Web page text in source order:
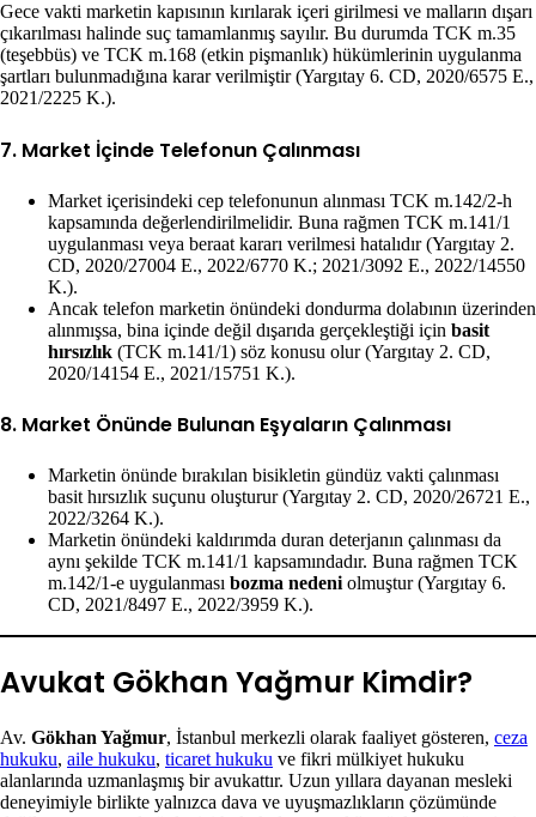
Gece vakti marketin kapısının kırılarak içeri girilmesi ve malların dışarı
çıkarılması halinde suç tamamlanmış sayılır. Bu durumda TCK m.35
(teşebbüs) ve TCK m.168 (etkin pişmanlık) hükümlerinin uygulanma
şartları bulunmadığına karar verilmiştir (Yargıtay 6. CD, 2020/6575 E.,
2021/2225 K.).
7. Market İçinde Telefonun Çalınması
Market içerisindeki cep telefonunun alınması TCK m.142/2-h
kapsamında değerlendirilmelidir. Buna rağmen TCK m.141/1
uygulanması veya beraat kararı verilmesi hatalıdır (Yargıtay 2.
CD, 2020/27004 E., 2022/6770 K.; 2021/3092 E., 2022/14550
K.).
Ancak telefon marketin önündeki dondurma dolabının üzerinden
alınmışsa, bina içinde değil dışarıda gerçekleştiği için basit
hırsızlık (TCK m.141/1) söz konusu olur (Yargıtay 2. CD,
2020/14154 E., 2021/15751 K.).
8. Market Önünde Bulunan Eşyaların Çalınması
Marketin önünde bırakılan bisikletin gündüz vakti çalınması
basit hırsızlık suçunu oluşturur (Yargıtay 2. CD, 2020/26721 E.,
2022/3264 K.).
Marketin önündeki kaldırımda duran deterjanın çalınması da
aynı şekilde TCK m.141/1 kapsamındadır. Buna rağmen TCK
m.142/1-e uygulanması bozma nedeni olmuştur (Yargıtay 6.
CD, 2021/8497 E., 2022/3959 K.).
Avukat Gökhan Yağmur Kimdir?
Av. Gökhan Yağmur, İstanbul merkezli olarak faaliyet gösteren, ceza
hukuku, aile hukuku, ticaret hukuku ve fikri mülkiyet hukuku
alanlarında uzmanlaşmış bir avukattır. Uzun yıllara dayanan mesleki
deneyimiyle birlikte yalnızca dava ve uyuşmazlıkların çözümünde